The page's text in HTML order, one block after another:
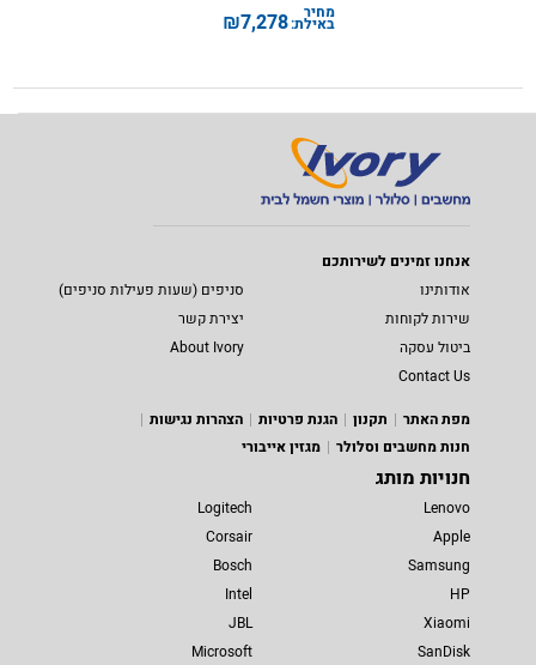
מחיר
באילת:7,278
₪
אנחנו זמינים לשירותכם
אודותינו
סניפים (שעות פעילות סניפים)
שירות לקוחות
יצירת קשר
ביטול עסקה
About Ivory
Contact Us
מפת האתר
תקנון הגנת פרטיות
הצהרות נגישות
חנות מחשבים וסלולר
מגזין אייבורי
חנויות מותג
Lenovo
Apple
Samsung
HP
Xiaomi
SanDisk
Logitech
Corsair
Bosch
Intel
JBL
Microsoft